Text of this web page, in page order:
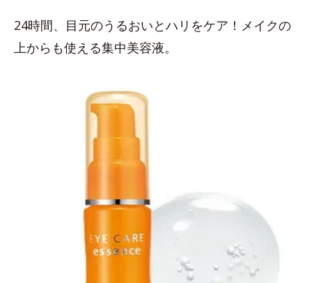
24時間、目元のうるおいとハリをケア！メイクの
上からも使える集中美容液。